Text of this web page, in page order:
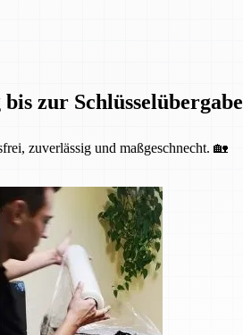
zur Schlüsselübergabe
zuverlässig und maßgeschnecht. 🏡